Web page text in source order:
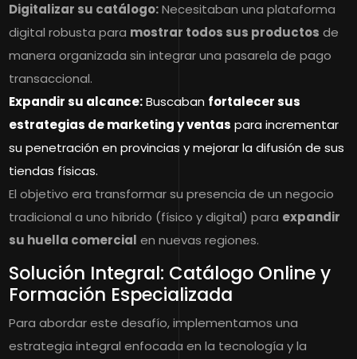
Digitalizar su catálogo:Necesitaban una plataforma
digital robusta para mostrar todos sus productos de
manera organizada sin integrar una pasarela de pago
transaccional.
Expandir su alcance:Buscaban fortalecer sus
estrategias de marketing y ventas para incrementar
su penetración en provincias y mejorar la difusión de sus
tiendas físicas.
El objetivo era transformar su presencia de un negocio
tradicional a uno híbrido (físico y digital) para expandir
su huella comercial en nuevas regiones.
Solución Integral: Catálogo Online y
Formación Especializada
Para abordar este desafío, implementamos una
estrategia integral enfocada en la tecnología y la